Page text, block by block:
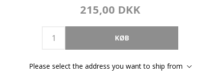
215,00 DKK
Please select the address you want to ship from